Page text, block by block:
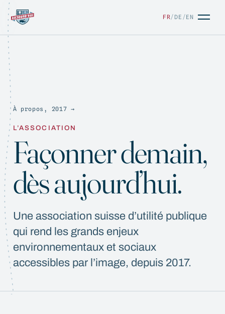
FR/ DE /EN
À propos, 2017 →
L’ASSOCIATION
Façonner demain,
dès aujourd’hui.
Une association suisse d’utilité publique
qui rend les grands enjeux
environnementaux et sociaux
accessibles par l’image, depuis 2017.